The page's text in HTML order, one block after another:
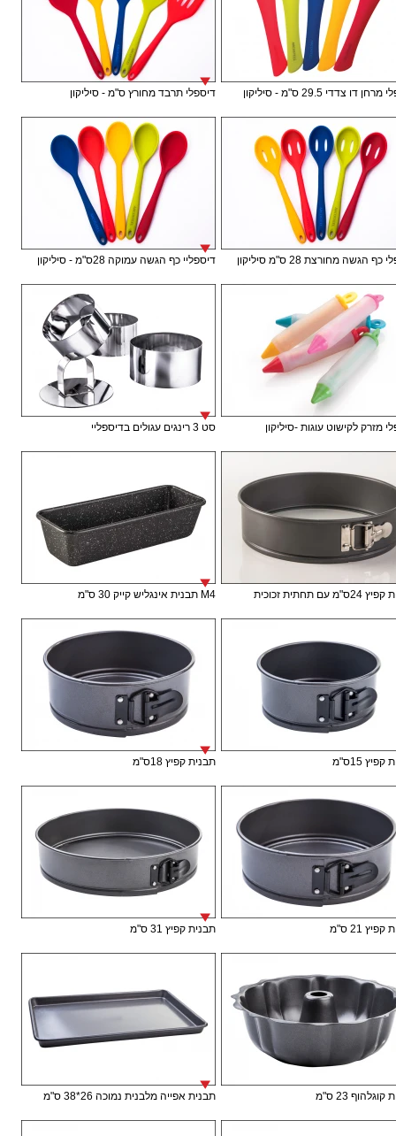
דו צדדי 29.5 ס"מ - סיליקון דיספלי תרבד מחורץ ס"מ - סיליקון
הגשה מחורצת 28 ס"מ סיליקון דיספליי כף הגשה עמוקה 28ס"מ - סיליקון
מזרק לקישוט עוגות -סיליקון סט 3 רינגים עגולים בדיספליי
עם תחתית זכוכית M4 תבנית אינגליש קייק 30 ס"מ
15ס"מ תבנית קפיץ 18ס"מ
21 ס"מ תבנית קפיץ 31 ס"מ
23 ס"מ תבנית אפייה מלבנית נמוכה 26*38 ס"מ